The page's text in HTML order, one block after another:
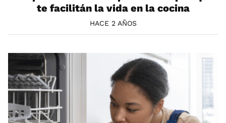
te facilitán la vida en la cocina
HACE 2 AÑOS